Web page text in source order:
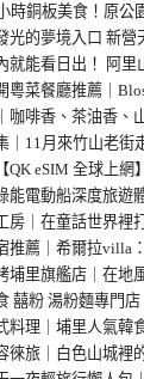
時銅板美食！原
光的夢境入口 新
就能看日出！ 阿
粵菜餐廳推薦｜
咖啡香、茶油香、
｜11月來竹山老
QK eSIM 全球上網
能電動船深度旅
房｜在童話世界裡
推薦｜希爾拉
埔里旗艦店｜在
囍粉 湯粉麵專門
料理｜埔里人氣
徠旅｜白色山城